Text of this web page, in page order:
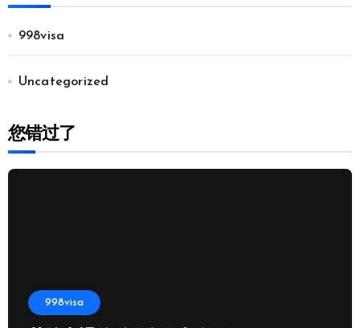
998visa
Uncategorized
您错过了
998visa